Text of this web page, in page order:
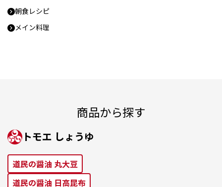
朝食レシピ
メイン料理
商品から探す
トモエ しょうゆ
道⺠の醤油 丸⼤⾖
道⺠の醤油 ⽇⾼昆布